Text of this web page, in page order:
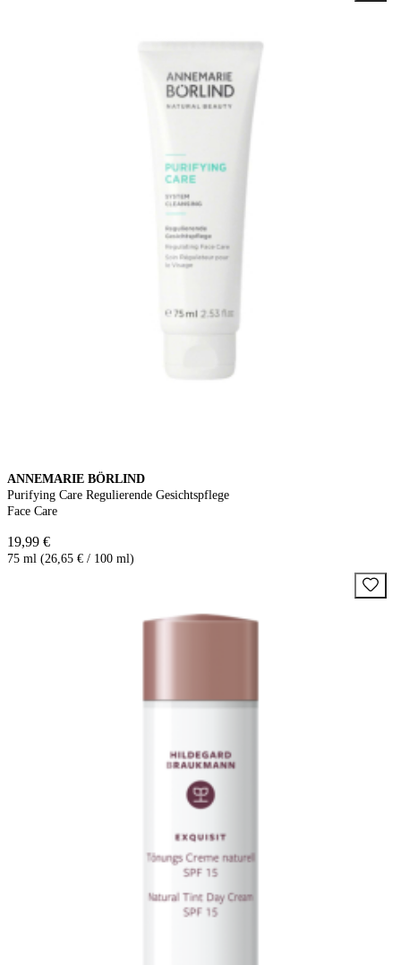
ANNEMARIE BÖRLIND
Purifying Care Regulierende Gesichtspflege
Face Care
19,99 €
75 ml (26,65 € / 100 ml)